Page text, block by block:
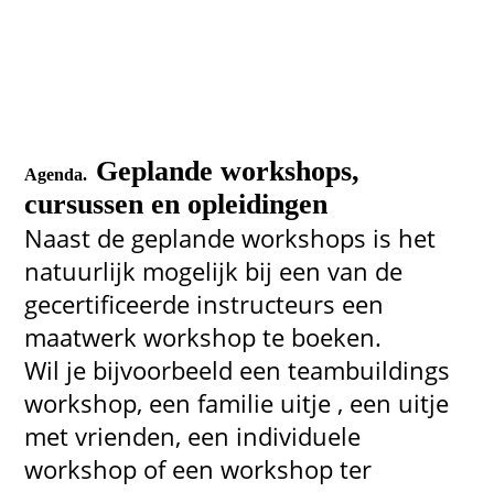
Agenda. Geplande workshops,
cursussen en opleidingen
Naast de geplande workshops is het
natuurlijk mogelijk bij een van de
gecertificeerde instructeurs een
maatwerk workshop te boeken.
Wil je bijvoorbeeld een teambuildings
workshop, een familie uitje , een uitje
met vrienden, een individuele
workshop of een workshop ter